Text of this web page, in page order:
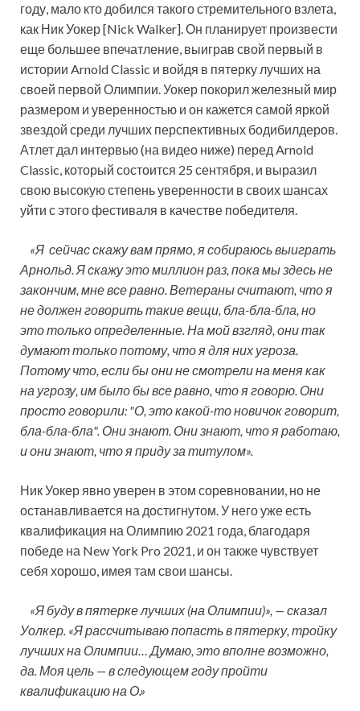
году, мало кто добился такого стремительного взлета,
как Ник Уокер [Nick Walker]. Он планирует произвести
еще большее впечатление, выиграв свой первый в
истории Arnold Classic и войдя в пятерку лучших на
своей первой Олимпии. Уокер покорил железный мир
размером и уверенностью и он кажется самой яркой
звездой среди лучших перспективных бодибилдеров.
Атлет дал интервью (на видео ниже) перед Arnold
Classic, который состоится 25 сентября, и выразил
свою высокую степень уверенности в своих шансах
уйти с этого фестиваля в качестве победителя.
«Я сейчас скажу вам прямо, я собираюсь выиграть
Арнольд. Я скажу это миллион раз, пока мы здесь не
закончим, мне все равно. Ветераны считают, что я
не должен говорить такие вещи, бла-бла-бла, но
это только определенные. На мой взгляд, они так
думают только потому, что я для них угроза.
Потому что, если бы они не смотрели на меня как
на угрозу, им было бы все равно, что я говорю. Они
просто говорили: "О, это какой-то новичок говорит,
бла-бла-бла". Они знают. Они знают, что я работаю,
и они знают, что я приду за титулом».
Ник Уокер явно уверен в этом соревновании, но не
останавливается на достигнутом. У него уже есть
квалификация на Олимпию 2021 года, благодаря
победе на New York Pro 2021, и он также чувствует
себя хорошо, имея там свои шансы.
«Я буду в пятерке лучших (на Олимпии)», — сказал
Уолкер. «Я рассчитываю попасть в пятерку, тройку
лучших на Олимпии… Думаю, это вполне возможно,
да. Моя цель — в следующем году пройти
квалификацию на О.»